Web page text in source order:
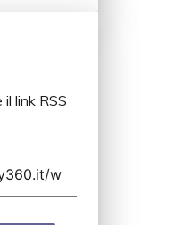
link RSS